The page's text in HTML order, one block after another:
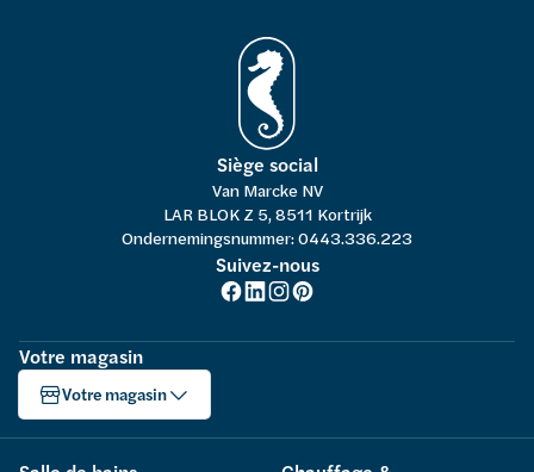
Siège social
Van Marcke NV
LAR BLOK Z 5, 8511 Kortrijk
Ondernemingsnummer: 0443.336.223
Suivez-nous
Votre magasin
Votre magasin